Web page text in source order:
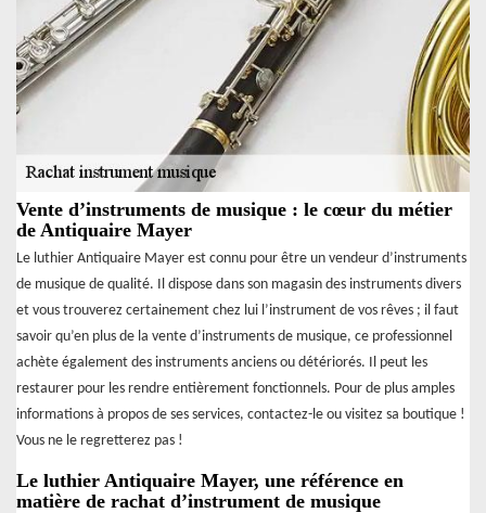
Vente d’instruments de musique : le cœur du métier
de Antiquaire Mayer
Le luthier Antiquaire Mayer est connu pour être un vendeur d’instruments
de musique de qualité. Il dispose dans son magasin des instruments divers
et vous trouverez certainement chez lui l’instrument de vos rêves ; il faut
savoir qu’en plus de la vente d’instruments de musique, ce professionnel
achète également des instruments anciens ou détériorés. Il peut les
restaurer pour les rendre entièrement fonctionnels. Pour de plus amples
informations à propos de ses services, contactez-le ou visitez sa boutique !
Vous ne le regretterez pas !
Le luthier Antiquaire Mayer, une référence en
matière de rachat d’instrument de musique